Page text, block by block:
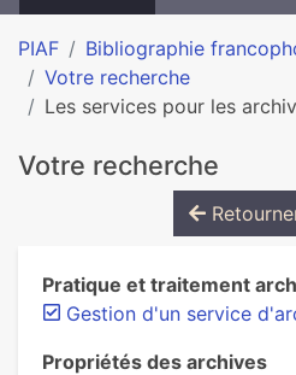
PIAF
Bibliographie
Votre recherche
Les services pour les
Votre recherche
Pratique et traitement
Gestion d'un service
Propriétés des archives